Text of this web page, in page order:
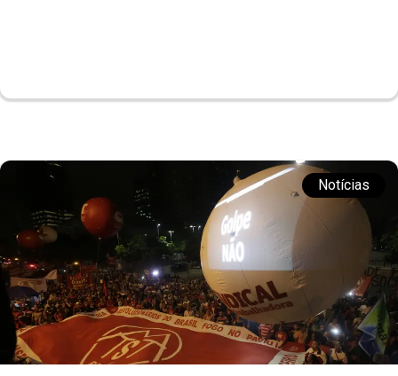
Notícias